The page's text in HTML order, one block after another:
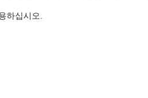
하십시오.